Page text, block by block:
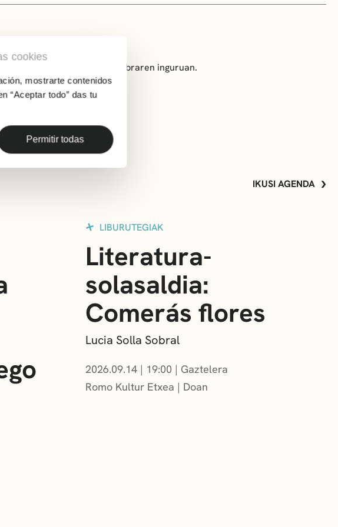
cookies
mostrarte contenidos
“Aceptar todo” das tu
Permitir todas
Tagore autorearen obraren inguruan.
IKUSI AGENDA
LIBURUTEGIAK
Literatura-
solasaldia:
Comerás flores
Lucia Solla Sobral
2026.09.14 | 19:00
Gaztelera
Romo Kultur Etxea
Doan